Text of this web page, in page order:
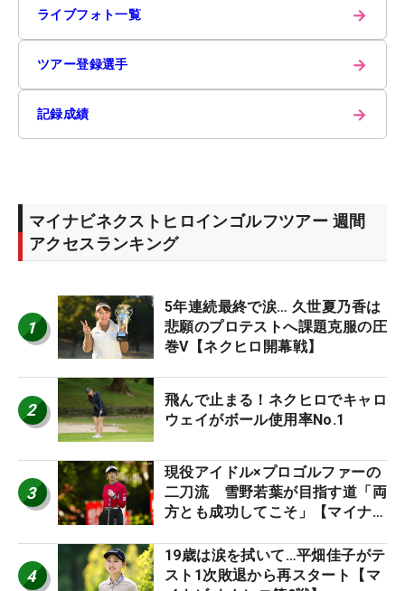
ライブフォト一覧 →
ツアー登録選手 →
記録成績 →
マイナビネクストヒロインゴルフツアー 週間
アクセスランキング
1
5年連続最終で涙… 久世夏乃香は
悲願のプロテストへ課題克服の圧
巻V【ネクヒロ開幕戦】
2
飛んで止まる！ネクヒロでキャロ
ウェイがボール使用率No.1
3
現役アイドル×プロゴルファーの
二刀流 雪野若葉が目指す道「両
方とも成功してこそ」【マイナビ
4
19歳は涙を拭いて…平畑佳子がテ
スト1次敗退から再スタート【マ